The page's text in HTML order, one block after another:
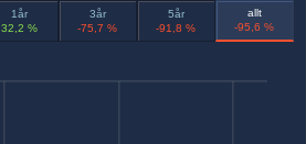
1år
32,2 %
3år
-75,7 %
5år
-91,8 %
allt
-95,6 %